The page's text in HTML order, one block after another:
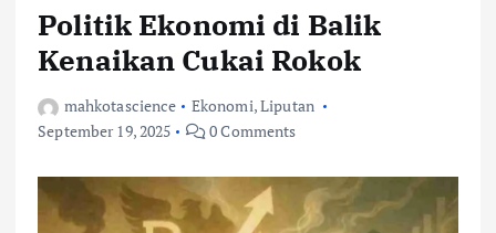
Politik Ekonomi di Balik
Kenaikan Cukai Rokok
mahkotascience Ekonomi,Liputan
September 19, 2025
0 Comments